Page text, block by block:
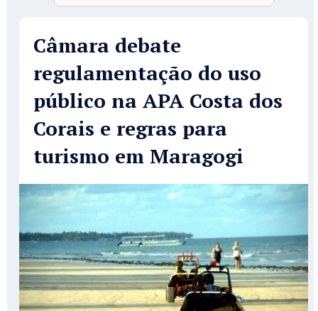
Câmara debate
regulamentação do uso
público na APA Costa dos
Corais e regras para
turismo em Maragogi